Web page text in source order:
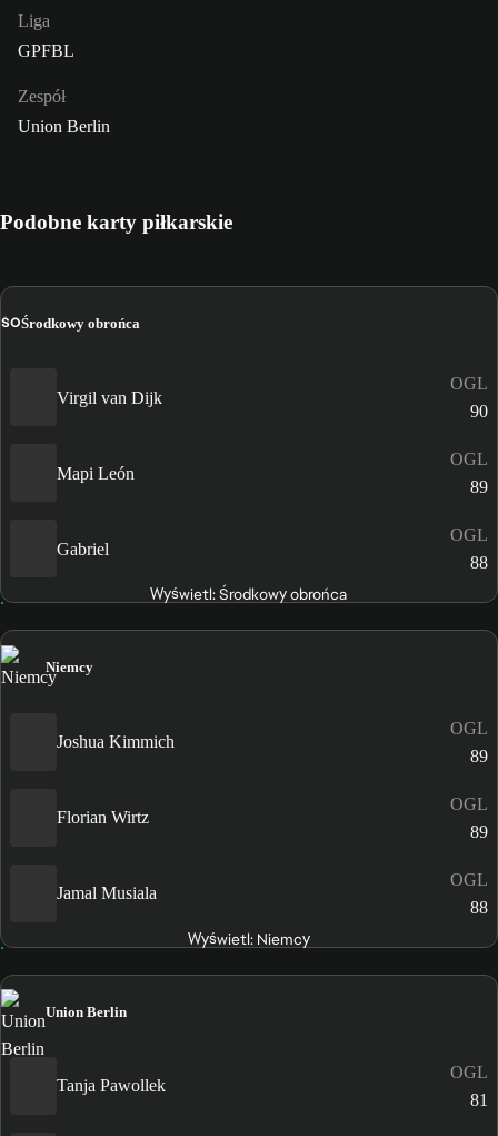
Liga
GPFBL
Zespół
Union Berlin
Podobne karty piłkarskie
ŚOŚrodkowy obrońca
Virgil van Dijk
OGL
90
Mapi León
OGL
89
Gabriel
OGL
88
Wyświetl: Środkowy obrońca
Niemcy
Joshua Kimmich
OGL
89
Florian Wirtz
OGL
89
Jamal Musiala
OGL
88
Wyświetl: Niemcy
Union Berlin
Tanja Pawollek
OGL
81